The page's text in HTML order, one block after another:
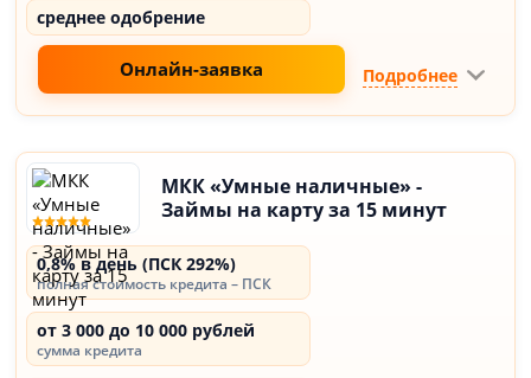
среднее одобрение
Онлайн-заявка Подробнее
МКК «Умные наличные» -
Займы на карту за 15 минут
0,8% в день (ПСК 292%)
полная стоимость кредита – ПСК
от 3 000 до 10 000 рублей
сумма кредита